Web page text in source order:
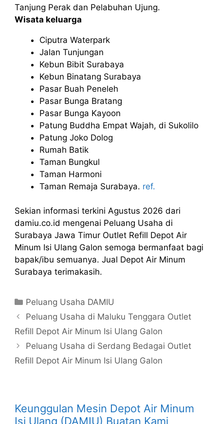
Tanjung Perak dan Pelabuhan Ujung.
Wisata keluarga
Ciputra Waterpark
Jalan Tunjungan
Kebun Bibit Surabaya
Kebun Binatang Surabaya
Pasar Buah Peneleh
Pasar Bunga Bratang
Pasar Bunga Kayoon
Patung Buddha Empat Wajah, di Sukolilo
Patung Joko Dolog
Rumah Batik
Taman Bungkul
Taman Harmoni
Taman Remaja Surabaya. ref.
Sekian informasi terkini Agustus 2026 dari
damiu.co.id mengenai Peluang Usaha di
Surabaya Jawa Timur Outlet Refill Depot Air
Minum Isi Ulang Galon semoga bermanfaat bagi
bapak/ibu semuanya. Jual Depot Air Minum
Surabaya terimakasih.
Kategori
Peluang Usaha DAMIU
Peluang Usaha di Maluku Tenggara Outlet
Refill Depot Air Minum Isi Ulang Galon
Peluang Usaha di Serdang Bedagai Outlet
Refill Depot Air Minum Isi Ulang Galon
Keunggulan Mesin Depot Air Minum
Isi Ulang (DAMIU) Buatan Kami